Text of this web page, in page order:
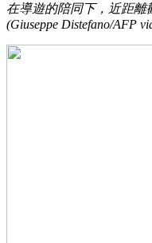
在導遊的陪同下，近距離
(Giuseppe Distefano/AFP